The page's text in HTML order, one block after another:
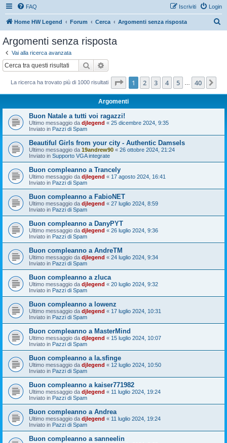
FAQ Login
Iscriviti
Home HW Legend Forum Cerca Argomenti senza risposta
Argomenti senza risposta
Vai alla ricerca avanzata
Cerca
La ricerca ha trovato più di 1000 risultati Pagina di 40
1 2 3 4 5 40
Argomenti
Buon Natale a tutti voi ragazzi!
Ultimo messaggio da djlegend « 25 dicembre 2024, 9:35
Inviato in Pazzi di Spam
Beautiful Girls from your city - Authentic Damsels
Ultimo messaggio da 19andrew90 « 26 ottobre 2024, 21:24
Inviato in Supporto VGA integrate
Buon compleanno a Trancely
Ultimo messaggio da djlegend « 17 agosto 2024, 16:41
Inviato in Pazzi di Spam
Buon compleanno a FabioNET
Ultimo messaggio da djlegend « 27 luglio 2024, 8:59
Inviato in Pazzi di Spam
Buon compleanno a DanyPYT
Ultimo messaggio da djlegend « 26 luglio 2024, 9:36
Inviato in Pazzi di Spam
Buon compleanno a AndreTM
Ultimo messaggio da djlegend « 24 luglio 2024, 9:34
Inviato in Pazzi di Spam
Buon compleanno a zluca
Ultimo messaggio da djlegend « 20 luglio 2024, 9:32
Inviato in Pazzi di Spam
Buon compleanno a lowenz
Ultimo messaggio da djlegend « 17 luglio 2024, 10:31
Inviato in Pazzi di Spam
Buon compleanno a MasterMind
Ultimo messaggio da djlegend « 15 luglio 2024, 10:07
Inviato in Pazzi di Spam
Buon compleanno a la.sfinge
Ultimo messaggio da djlegend « 12 luglio 2024, 10:50
Inviato in Pazzi di Spam
Buon compleanno a kaiser771982
Ultimo messaggio da djlegend « 11 luglio 2024, 19:24
Inviato in Pazzi di Spam
Buon compleanno a Andrea
Ultimo messaggio da djlegend « 11 luglio 2024, 19:24
Inviato in Pazzi di Spam
Buon compleanno a sanneelin